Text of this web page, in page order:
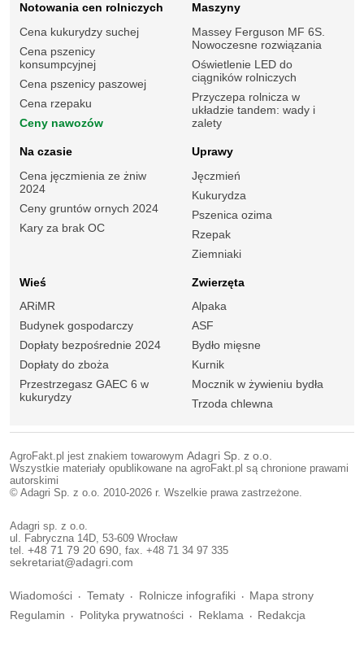
Notowania cen rolniczych
Cena kukurydzy suchej
Cena pszenicy
konsumpcyjnej
Cena pszenicy paszowej
Cena rzepaku
Ceny nawozów
Maszyny
Massey Ferguson MF 6S.
Nowoczesne rozwiązania
Oświetlenie LED do
ciągników rolniczych
Przyczepa rolnicza w
układzie tandem: wady i
zalety
Na czasie
Cena jęczmienia ze żniw
2024
Ceny gruntów ornych 2024
Kary za brak OC
Uprawy
Jęczmień
Kukurydza
Pszenica ozima
Rzepak
Ziemniaki
Wieś
ARiMR
Budynek gospodarczy
Dopłaty bezpośrednie 2024
Dopłaty do zboża
Przestrzegasz GAEC 6 w
kukurydzy
Zwierzęta
Alpaka
ASF
Bydło mięsne
Kurnik
Mocznik w żywieniu bydła
Trzoda chlewna
AgroFakt.pl jest znakiem towarowym Adagri Sp. z o.o.
Wszystkie materiały opublikowane na agroFakt.pl są chronione prawami
autorskimi
© Adagri Sp. z o.o. 2010-2026 r. Wszelkie prawa zastrzeżone.
Adagri sp. z o.o.
ul. Fabryczna 14D, 53-609 Wrocław
tel. +48 71 79 20 690 , fax. +48 71 34 97 335
sekretariat@adagri.com
Wiadomości Tematy Rolnicze infografiki
Mapa strony
Regulamin
Polityka prywatności Reklama Redakcja